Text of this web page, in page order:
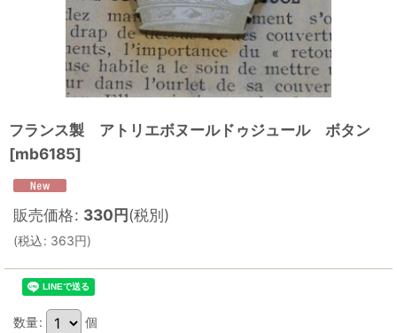
フランス製 アトリエボヌールドゥジュール ボタン
[mb6185]
販売価格: 330円(税別)
(税込: 363円)
数量: 個